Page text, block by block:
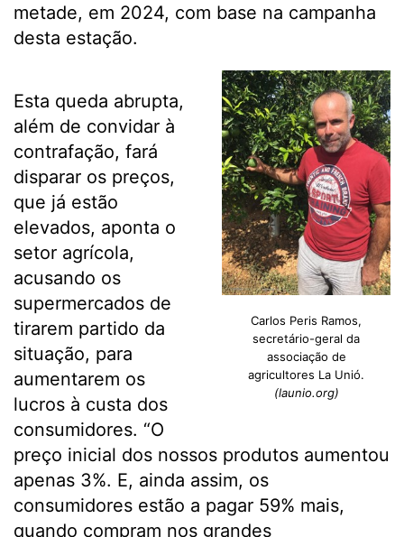
metade, em 2024, com base na campanha
desta estação.
Carlos Peris Ramos,
secretário-geral da
associação de
agricultores La Unió.
(launio.org)
Esta queda abrupta,
além de convidar à
contrafação, fará
disparar os preços,
que já estão
elevados, aponta o
setor agrícola,
acusando os
supermercados de
tirarem partido da
situação, para
aumentarem os
lucros à custa dos
consumidores. “O
preço inicial dos nossos produtos aumentou
apenas 3%. E, ainda assim, os
consumidores estão a pagar 59% mais,
quando compram nos grandes